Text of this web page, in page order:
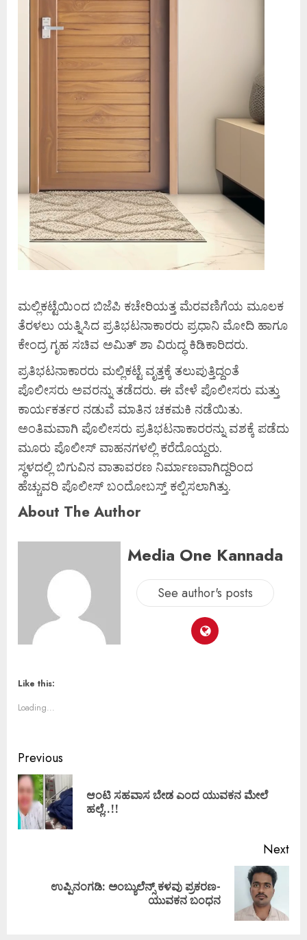
ಮಲ್ಲಿಕಟ್ಟೆಯಿಂದ ಬಿಜೆಪಿ ಕಚೇರಿಯತ್ತ ಮೆರವಣಿಗೆಯ ಮೂಲಕ
ತೆರಳಲು ಯತ್ನಿಸಿದ ಪ್ರತಿಭಟನಾಕಾರರು ಪ್ರಧಾನಿ ಮೋದಿ ಹಾಗೂ
ಕೇಂದ್ರ ಗೃಹ ಸಚಿವ ಅಮಿತ್ ಶಾ ವಿರುದ್ಧ ಕಿಡಿಕಾರಿದರು.
ಪ್ರತಿಭಟನಾಕಾರರು ಮಲ್ಲಿಕಟ್ಟೆ ವೃತ್ತಕ್ಕೆ ತಲುಪುತ್ತಿದ್ದಂತೆ
ಪೊಲೀಸರು ಅವರನ್ನು ತಡೆದರು. ಈ ವೇಳೆ ಪೊಲೀಸರು ಮತ್ತು
ಕಾರ್ಯಕರ್ತರ ನಡುವೆ ಮಾತಿನ ಚಕಮಕಿ ನಡೆಯಿತು.
ಅಂತಿಮವಾಗಿ ಪೊಲೀಸರು ಪ್ರತಿಭಟನಾಕಾರರನ್ನು ವಶಕ್ಕೆ ಪಡೆದು
ಮೂರು ಪೊಲೀಸ್ ವಾಹನಗಳಲ್ಲಿ ಕರೆದೊಯ್ದರು.
ಸ್ಥಳದಲ್ಲಿ ಬಿಗುವಿನ ವಾತಾವರಣ ನಿರ್ಮಾಣವಾಗಿದ್ದರಿಂದ
ಹೆಚ್ಚುವರಿ ಪೊಲೀಸ್ ಬಂದೋಬಸ್ತ್ ಕಲ್ಪಿಸಲಾಗಿತ್ತು.
About The Author
Media One Kannada
See author's posts
Like this:
Loading...
Previous
ಆಂಟಿ ಸಹವಾಸ ಬೇಡ ಎಂದ ಯುವಕನ ಮೇಲೆ
ಹಲ್ಲೆ..!!
Next
ಉಪ್ಪಿನಂಗಡಿ: ಅಂಬ್ಯುಲೆನ್ಸ್ ಕಳವು ಪ್ರಕರಣ-
ಯುವಕನ ಬಂಧನ